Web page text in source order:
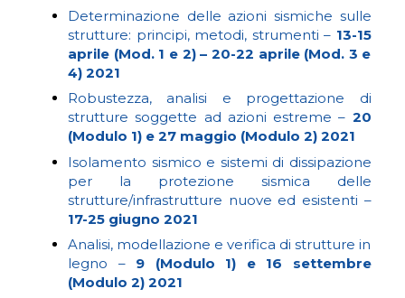
Determinazione delle azioni sismiche sulle
strutture: principi, metodi, strumenti – 13-15
aprile (Mod. 1 e 2) – 20-22 aprile (Mod. 3 e
4) 2021
Robustezza, analisi e progettazione di
strutture soggette ad azioni estreme – 20
(Modulo 1) e 27 maggio (Modulo 2) 2021
Isolamento sismico e sistemi di dissipazione
per la protezione sismica delle
strutture/infrastrutture nuove ed esistenti –
17-25 giugno 2021
Analisi, modellazione e verifica di strutture in
legno – 9 (Modulo 1) e 16 settembre
(Modulo 2) 2021